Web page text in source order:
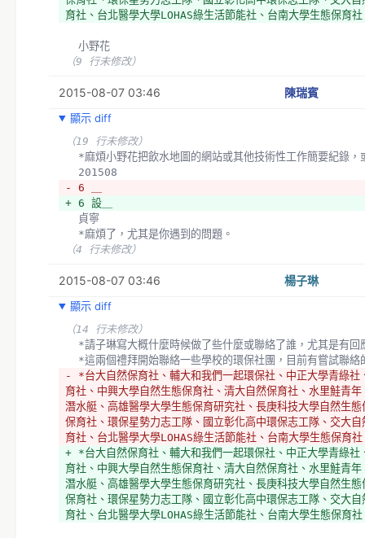
育社、台北醫學大學LOHAS綠生活節能社、台南大學生態保育
  小野花
（9 行未修改）
2015-08-07 03:46 陳瑞賓
顯示 diff
（19 行未修改）
*麻煩小野花把飲水地圖的網站或其他技術性工作簡要紀錄，
  201508
- 6 ＿
+ 6 設＿
  貞寧
  *麻煩了，尤其是你遇到的問題。
（4 行未修改）
2015-08-07 03:46 楊子琳
顯示 diff
（14 行未修改）
*請子琳寫大概什麼時候做了些什麼或聯絡了誰，尤其是有回
*這兩個禮拜開始聯絡一些學校的環保社團，目前有嘗試聯絡
- *台大自然保育社、輔大和我們一起環保社、中正大學青綠社
育社、中興大學自然生態保育社、清大自然保育社、水里鮭青
潛水艇、高雄醫學大學生態保育研究社、長庚科技大學自然生
保育社、環保星勢力志工隊、國立彰化高中環保志工隊、交大
育社、台北醫學大學LOHAS綠生活節能社、台南大學生態保育
+ *台大自然保育社、輔大和我們一起環保社、中正大學青綠社
育社、中興大學自然生態保育社、清大自然保育社、水里鮭青
潛水艇、高雄醫學大學生態保育研究社、長庚科技大學自然生
保育社、環保星勢力志工隊、國立彰化高中環保志工隊、交大
育社、台北醫學大學LOHAS綠生活節能社、台南大學生態保育社